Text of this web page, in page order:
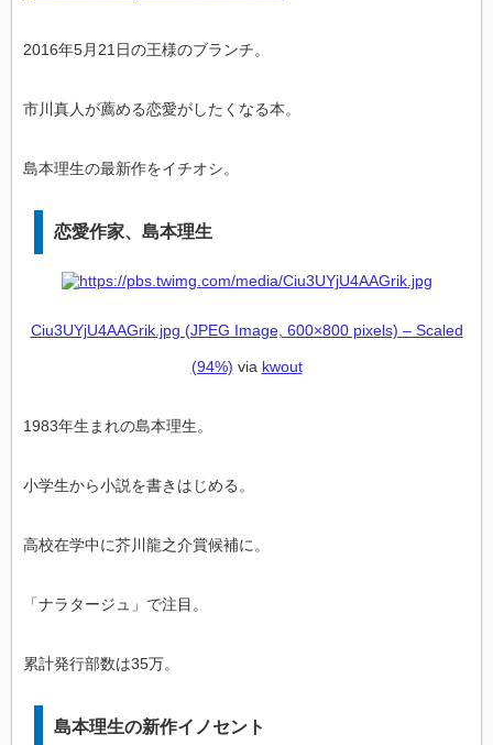
2016年5月21日の王様のブランチ。
市川真人が薦める恋愛がしたくなる本。
島本理生の最新作をイチオシ。
恋愛作家、島本理生
Ciu3UYjU4AAGrik.jpg (JPEG Image, 600×800 pixels) – Scaled
(94%) via kwout
1983年生まれの島本理生。
小学生から小説を書きはじめる。
高校在学中に芥川龍之介賞候補に。
「ナラタージュ」で注目。
累計発行部数は35万。
島本理生の新作イノセント